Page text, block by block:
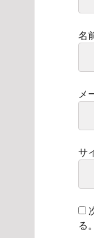
名
メ
サ
る。